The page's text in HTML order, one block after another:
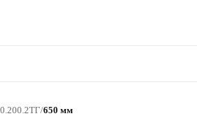
/650 мм